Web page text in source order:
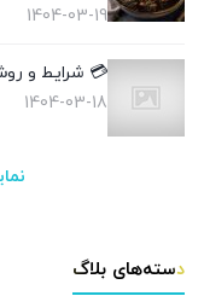
1404-03-19
💳 شرایط و
1404-03-18
دسته‌های بلاگ